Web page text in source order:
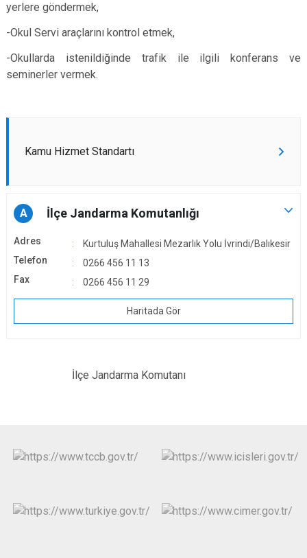
yerlere göndermek,
-Okul Servi araçlarını kontrol etmek,
-Okullarda istenildiğinde trafik ile ilgili konferans ve
seminerler vermek.
Kamu Hizmet Standartı
A İlçe Jandarma Komutanlığı
Adres
Kurtuluş Mahallesi Mezarlık Yolu İvrindi/Balıkesir
Telefon
0266 456 11 13
Fax
0266 456 11 29
Haritada Gör
İlçe Jandarma Komutanı